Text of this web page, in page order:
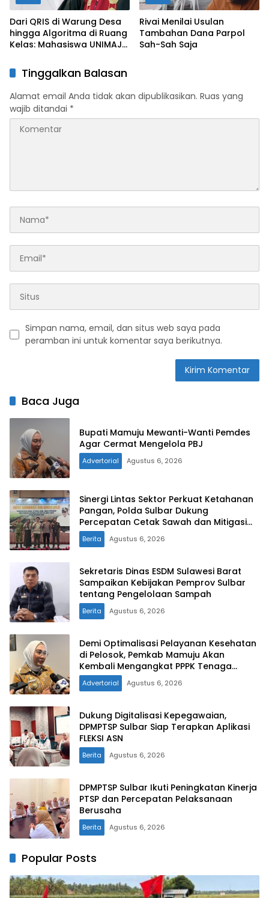
Dari QRIS di Warung Desa
hingga Algoritma di Ruang
Kelas: Mahasiswa UNIMAJU
Peradaban Tanpa Kertas
Rivai Menilai Usulan
Tambahan Dana Parpol
Sah-Sah Saja
Tinggalkan Balasan
Alamat email Anda tidak akan dipublikasikan. Ruas yang
wajib ditandai *
Simpan nama, email, dan situs web saya pada
peramban ini untuk komentar saya berikutnya.
Baca Juga
Bupati Mamuju Mewanti-Wanti Pemdes
Agar Cermat Mengelola PBJ
Advertorial Agustus 6, 2026
Sinergi Lintas Sektor Perkuat Ketahanan
Pangan, Polda Sulbar Dukung
Percepatan Cetak Sawah dan Mitigasi
Kekeringan
Berita Agustus 6, 2026
Sekretaris Dinas ESDM Sulawesi Barat
Sampaikan Kebijakan Pemprov Sulbar
Berita Agustus 6, 2026
Demi Optimalisasi Pelayanan Kesehatan
di Pelosok, Pemkab Mamuju Akan
Kembali Mengangkat PPPK Tenaga
Kesehatan
Advertorial Agustus 6, 2026
Dukung Digitalisasi Kepegawaian,
DPMPTSP Sulbar Siap Terapkan Aplikasi
FLEKSI ASN
Berita Agustus 6, 2026
DPMPTSP Sulbar Ikuti Peningkatan Kinerja
PTSP dan Percepatan Pelaksanaan
Berusaha
Berita Agustus 6, 2026
Popular Posts